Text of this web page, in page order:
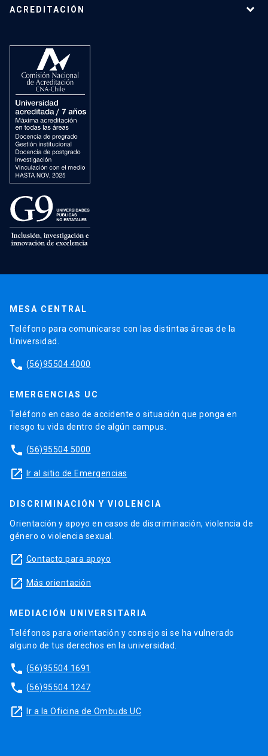
ACREDITACIÓN
MESA CENTRAL
Teléfono para comunicarse con las distintas áreas de la
Universidad.
phone (56)95504 4000
EMERGENCIAS UC
Teléfono en caso de accidente o situación que ponga en
riesgo tu vida dentro de algún campus.
phone (56)95504 5000
launch Ir al sitio de Emergencias
DISCRIMINACIÓN Y VIOLENCIA
Orientación y apoyo en casos de discriminación, violencia de
género o violencia sexual.
launch Contacto para apoyo
launch Más orientación
MEDIACIÓN UNIVERSITARIA
Teléfonos para orientación y consejo si se ha vulnerado
alguno de tus derechos en la universidad.
phone (56)95504 1691
phone (56)95504 1247
launch Ir a la Oficina de Ombuds UC